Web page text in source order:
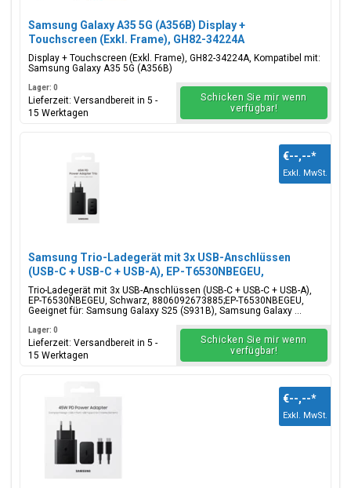
Samsung Galaxy A35 5G (A356B) Display +
Touchscreen (Exkl. Frame), GH82-34224A
Display + Touchscreen (Exkl. Frame), GH82-34224A, Kompatibel mit:
Samsung Galaxy A35 5G (A356B)
Lager: 0
Lieferzeit: Versandbereit in 5 -
15 Werktagen
Schicken Sie mir wenn
verfügbar!
Samsung Trio-Ladegerät mit 3x USB-Anschlüssen
(USB-C + USB-C + USB-A), EP-T6530NBEGEU,
65W/25W/15W, Schwarz, Blisterverpackung,
8806092673885;EP-T6530NBEGEU
Trio-Ladegerät mit 3x USB-Anschlüssen (USB-C + USB-C + USB-A),
EP-T6530NBEGEU, Schwarz, 8806092673885;EP-T6530NBEGEU,
Geeignet für: Samsung Galaxy S25 (S931B), Samsung Galaxy ...
€--,--*
Exkl. MwSt.
Lager: 0
Lieferzeit: Versandbereit in 5 -
15 Werktagen
Schicken Sie mir wenn
verfügbar!
€--,--*
Exkl. MwSt.